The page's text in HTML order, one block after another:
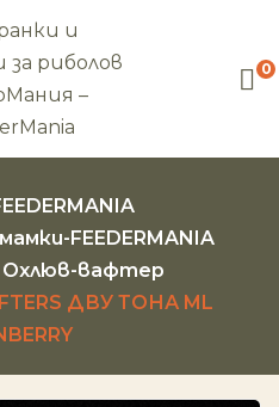
0
FEEDERMANIA
Охлюв-вафтeр
ДВУ ТОНА ML